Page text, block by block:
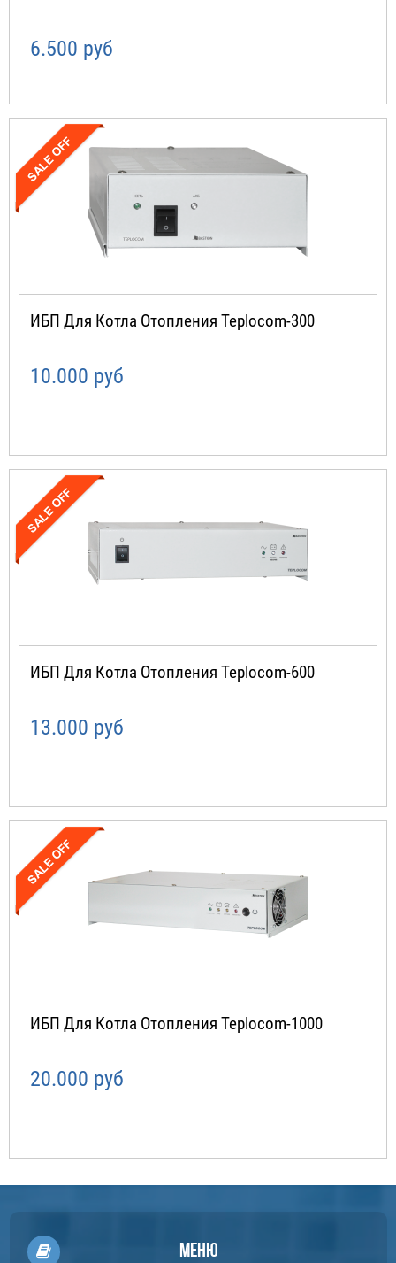
6.500 руб
ИБП Для Котла Отопления Teplocom-300
10.000 руб
ИБП Для Котла Отопления Teplocom-600
13.000 руб
ИБП Для Котла Отопления Teplocom-1000
20.000 руб
Меню